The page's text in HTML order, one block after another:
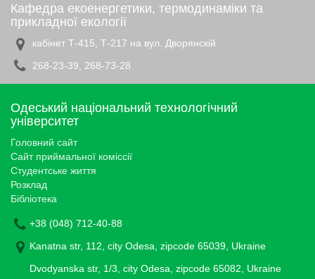
Кафедра екоенергетики, термодинаміки та
прикладної екології
кабінет Т-415, Т-217 на вул. Дворянскій
268-23-39, 268-73-28
Одеський національний технологічний
університет
Головний сайт
Сайт приймальної коміссії
Студентське життя
Розклад
Бібліотека
+38 (048) 712-40-88
Kanatna str, 112, city Odesa, zipcode 65039, Ukraine
Dvodyanska str, 1/3, city Odesa, zipcode 65082, Ukraine